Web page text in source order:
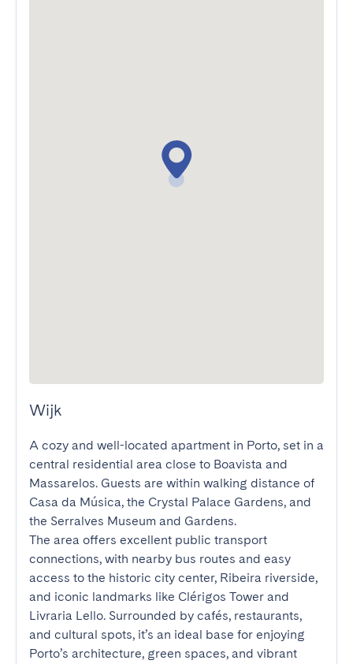
Wijk
A cozy and well-located apartment in Porto, set in a
central residential area close to Boavista and
Massarelos. Guests are within walking distance of
Casa da Música, the Crystal Palace Gardens, and
the Serralves Museum and Gardens.
The area offers excellent public transport
connections, with nearby bus routes and easy
access to the historic city center, Ribeira riverside,
and iconic landmarks like Clérigos Tower and
Livraria Lello. Surrounded by cafés, restaurants,
and cultural spots, it’s an ideal base for enjoying
Porto’s architecture, green spaces, and vibrant